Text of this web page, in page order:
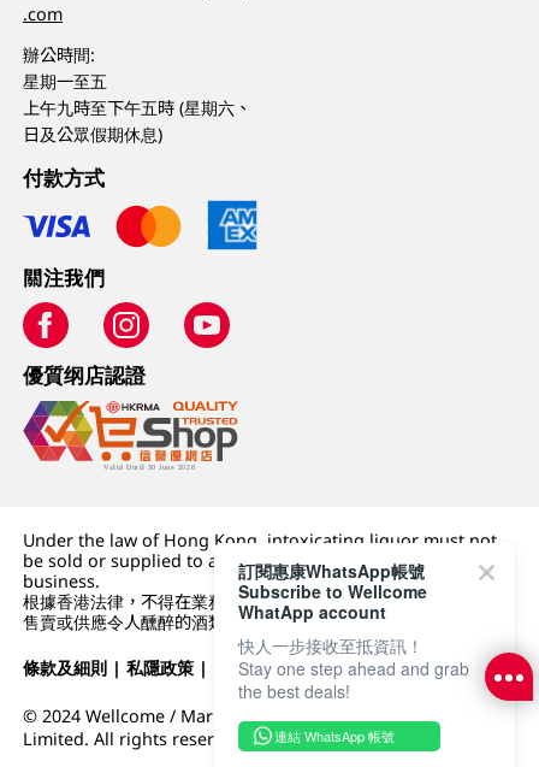
.com
辦公時間:
星期一至五
上午九時至下午五時 (星期六、
日及公眾假期休息)
付款方式
關注我們
優質纲店認證
Under the law of Hong Kong, intoxicating liquor must not
be sold or supplied to a minor (under 18) in the course of
business.
根據香港法律，不得在業務過程中，向未成年人 (18 歲以下人士)
售賣或供應令人醺醉的酒類。
條款及細則 |私隱政策 | DFI零售集團
© 2024 Wellcome / Market Place. The Dairy Farm Company
Limited. All rights reserved.
訂閱惠康WhatsApp帳號
Subscribe to Wellcome
WhatApp account
快人一步接收至抵資訊！
Stay one step ahead and grab
the best deals!
連結 WhatsApp 帳號